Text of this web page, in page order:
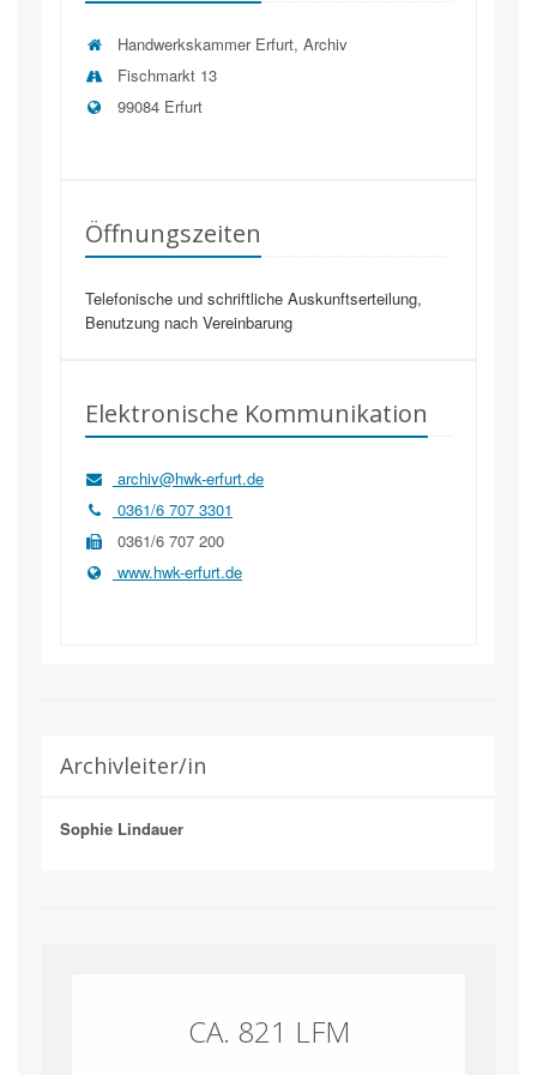
Handwerkskammer Erfurt, Archiv
Fischmarkt 13
99084 Erfurt
Öffnungszeiten
Telefonische und schriftliche Auskunftserteilung,
Benutzung nach Vereinbarung
Elektronische Kommunikation
archiv@hwk-erfurt.de
0361/6 707 3301
0361/6 707 200
www.hwk-erfurt.de
Archivleiter/in
Sophie Lindauer
CA. 821 LFM